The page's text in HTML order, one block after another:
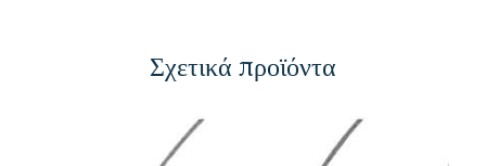
Σχετικά προϊόντα